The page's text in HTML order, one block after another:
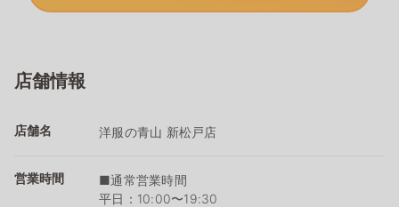
店舗情報
店舗名 洋服の青山 新松戸店
営業時間
■通常営業時間
平日：10:00〜19:30